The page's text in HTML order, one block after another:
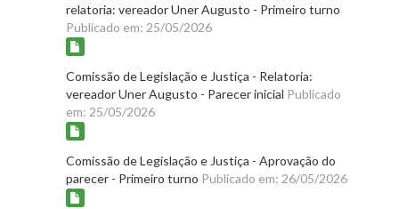
relatoria: vereador Uner Augusto - Primeiro turno
Publicado em: 25/05/2026
Comissão de Legislação e Justiça - Relatoria:
vereador Uner Augusto - Parecer inicial Publicado
em: 25/05/2026
Comissão de Legislação e Justiça - Aprovação do
parecer - Primeiro turno Publicado em: 26/05/2026